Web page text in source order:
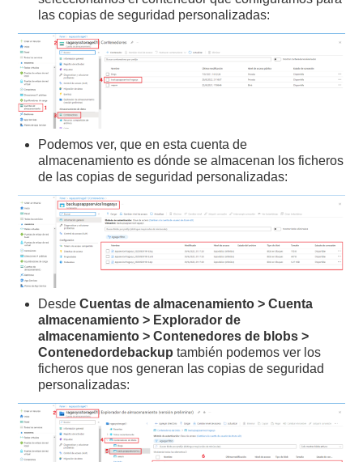
las copias de seguridad personalizadas:
Podemos ver, que en esta cuenta de
almacenamiento es dónde se almacenan los ficheros
de las copias de seguridad personalizadas:
DesdeCuentas de almacenamiento > Cuenta
almacenamiento > Explorador de
almacenamiento > Contenedores de blobs >
Contenedordebackuptambién podemos ver los
ficheros que nos generan las copias de seguridad
personalizadas: